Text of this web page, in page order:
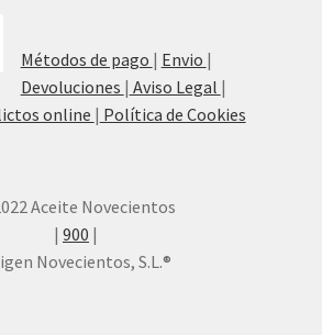
Métodos de pago | Envio |
Devoluciones | Aviso Legal |
online | Política de Cookies
Aceite Novecientos
| 900 |
Novecientos, S.L.®